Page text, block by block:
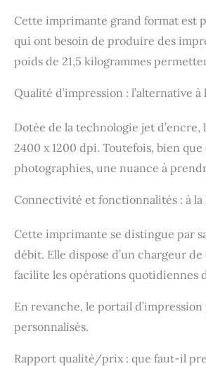
Cette imprimante grand format est
qui ont besoin de produire des
poids de 21,5 kilogrammes
Qualité d’impression : l’alternative
Dotée de la technologie jet
2400 x 1200 dpi. Toutefois, bien
photographies, une nuance à
Connectivité et fonctionnalités : à
Cette imprimante se distingue par
débit. Elle dispose d’un chargeur
facilite les opérations quotidiennes
En revanche, le portail
personnalisés.
Rapport qualité/prix : que faut-il